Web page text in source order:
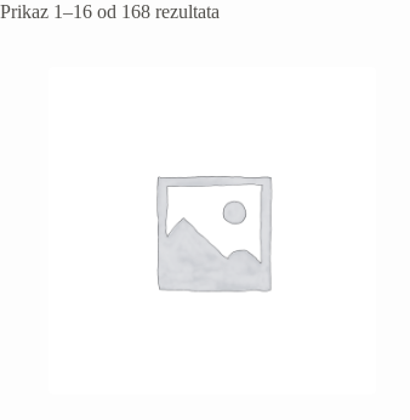
Prikaz 1–16 od 168 rezultata